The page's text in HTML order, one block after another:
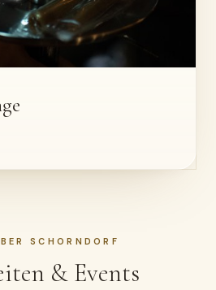
SCHORNDORF
& Events